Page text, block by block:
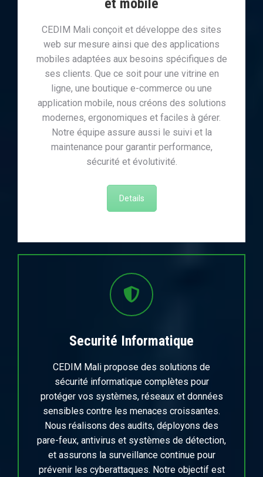
et mobile
CEDIM Mali conçoit et développe des sites
web sur mesure ainsi que des applications
mobiles adaptées aux besoins spécifiques de
ses clients. Que ce soit pour une vitrine en
ligne, une boutique e-commerce ou une
application mobile, nous créons des solutions
modernes, ergonomiques et faciles à gérer.
Notre équipe assure aussi le suivi et la
maintenance pour garantir performance,
sécurité et évolutivité.
Details
Securité Informatique
CEDIM Mali propose des solutions de
sécurité informatique complètes pour
protéger vos systèmes, réseaux et données
sensibles contre les menaces croissantes.
Nous réalisons des audits, déployons des
pare-feux, antivirus et systèmes de détection,
et assurons la surveillance continue pour
prévenir les cyberattaques. Notre objectif est